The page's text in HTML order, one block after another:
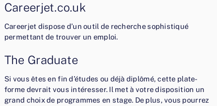
Careerjet.co.uk
Careerjet dispose d’un outil de recherche sophistiqué
permettant de trouver un emploi.
The Graduate
Si vous êtes en fin d’études ou déjà diplômé, cette plate-
forme devrait vous intéresser. Il met à votre disposition un
grand choix de programmes en stage. De plus, vous pourrez